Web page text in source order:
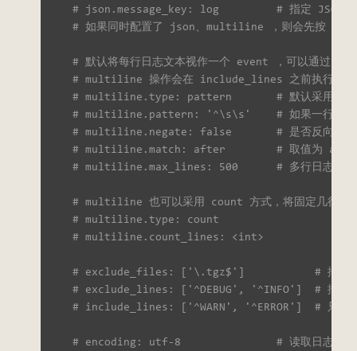
# json.message_key: log         # 指定 JSON 中存
# 如果同时配置了 json、multiline ，则会先按
# 默认将每行日志文本视作一个 event ，可以通过
# multiline 操作会在 include_lines 之前执行
# multiline.type: pattern       # 默认采用
# multiline.pattern: '^\s\s'    # 如果一行文本与
# multiline.negate: false       # 是否反向匹配
# multiline.match: after        # 取值为 after 则
# multiline.max_lines: 500      # 多行日志最多包
# multiline 也可以采用 count 方式，将固定几行文
# multiline.type: count
# multiline.count_lines: <int>
# exclude_files: ['\.tgz$']           # 排除一些
# exclude_lines: ['^DEBUG', '^INFO']  # 排除日
# include_lines: ['^WARN', '^ERROR']  # 只采集日
# encoding: utf-8               # 读取日志文件时